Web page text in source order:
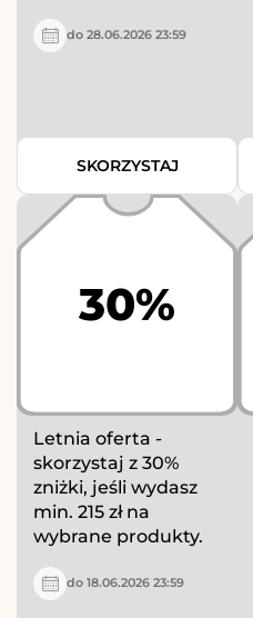
do 28.06.2026 23:59
SKORZYSTAJ
30%
Letnia oferta -
skorzystaj z 30%
zniżki, jeśli wydasz
min. 215 zł na
wybrane produkty.
do 18.06.2026 23:59